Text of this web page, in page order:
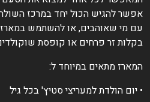
אפשר להגיש הכול יחד במרכז
עם מי שאוהבים, או להשתמש במארז
בקלות זר פרחים או קופסת שוקולדים.
המארז מתאים במיוחד ל:
• יום הולדת למעריצי סטיץ' בכל גיל